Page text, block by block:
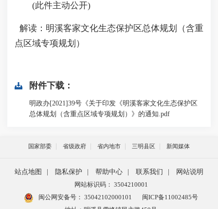
(此件主动公开)
解读：明溪客家文化生态保护区总体规划（含重
点区域专项规划）
附件下载：
明政办[2021]39号《关于印发《明溪客家文化生态保护区
总体规划（含重点区域专项规划）》的通知.pdf
国家部委 省级政府 省内地市 三明县区 新闻媒体
站点地图 隐私保护 帮助中心 联系我们
网站说明
网站标识码： 3504210001
闽公网安备号： 35042102000101
闽ICP备11002485号